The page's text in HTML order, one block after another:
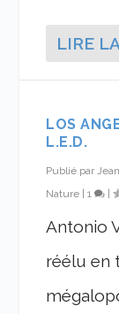
LIRE
LOS
L.E.D.
Publié par
Nature |1 |
Antonio
réélu en